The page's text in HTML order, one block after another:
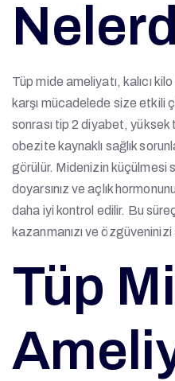
Tüp mide ameliyatı, kalıcı
karşı mücadelede size etkili
sonrası tip 2 diyabet,
obezite kaynaklı sağlık
görülür. Midenizin küçülmesi
doyarsınız ve açlık
daha iyi kontrol edilir. Bu süreç
kazanmanızı ve özgüveninizi
Tüp